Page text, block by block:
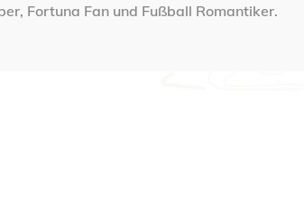
Fortuna Fan und Fußball Romantiker.